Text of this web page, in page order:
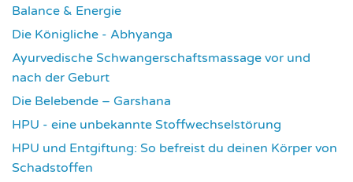
Balance & Energie
Die Königliche - Abhyanga
Ayurvedische Schwangerschaftsmassage vor und
nach der Geburt
Die Belebende – Garshana
HPU - eine unbekannte Stoffwechselstörung
HPU und Entgiftung: So befreist du deinen Körper von
Schadstoffen